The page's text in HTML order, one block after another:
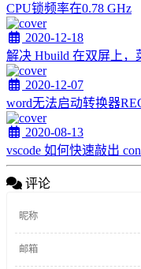
CPU锁频率在0.78 GHz
2020-12-18
解决 Hbuild 在双屏上，
2020-12-07
word无法启动转换器
2020-08-13
vscode 如何快速敲出
评论